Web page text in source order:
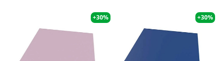
+30% +30%